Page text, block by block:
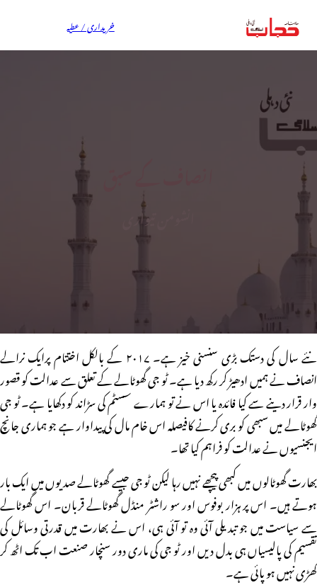
خریداری / عطیہ
انشومن تیواری
نئے سال کی دستک بڑی سنسنی خیز ہے۔ ۲۰۱۷ کے بالکل اختتام پرایک نرالے
انصاف نے ہمیں ادھیڑ کر رکھ دیا ہے۔ ٹو جی گھوٹالے کے تعلق سے عدالت کو قصور
وار قرار دینے سے کیا فائدہ یا اس نے تو ہمارے سسٹم کی سڑاند کو دکھایا ہے۔ ٹو جی
گھوٹالے میں سبھی کو بری کرنے کافیصلہ اس خام مال کی پیداوار ہے جو ہماری جانچ
ایجنسیوں نے عدالت کو فراہم کیا تھا۔
بھارت گھوٹالوں میں کبھی پیچھے نہیں رہا لیکن ٹو جی جیسے گھوٹالے صدیوں میں ایک بار
ہوتے ہیں۔ اس پر ہزار بوفوس اور سو راشٹر منڈل گھوٹالے قربان۔ اس گھوٹالے
سے سیاست میں جو تبدیلی آئی وہ تو آئی ہی، اس نے بھارت میں قدرتی وسائل کی
تقسیم کی پالیسیاں ہی بدل دیں اور ٹو جی کی ماری دور سنچار صنعت اب تک اٹھ کر
کھڑی نہیں ہو پائی ہے۔